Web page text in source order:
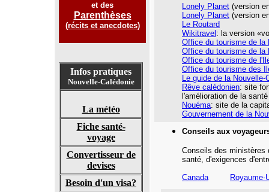
et des
Parenthèses
(récits et anecdotes)
Infos pratiques
Nouvelle-Calédonie
La météo
Fiche santé-
voyage
Convertisseur de
devises
Besoin d'un visa?
Lonely Planet (version
Lonely Planet (version
Le Routard
Wikitravel : la version
Office du tourisme de la
Office du tourisme de la
Office du tourisme de
Office du tourisme des
Le guide de la Nouvelle-
Rêve calédonien: site
l'amélioration de la
Nouéma: site de la
Gouvernement de la
Conseils aux
Conseils des ministères
santé, d'exigences
Canada
Royaume-